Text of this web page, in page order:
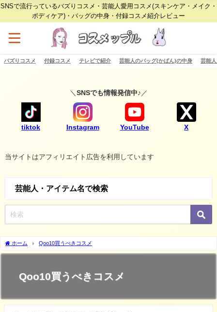
SNSで流行っているバズりコスメ・芸能人愛用コスメ(スキンケア・メイク・
ボディケア)・バッグの中身・付録コスメ紹介レビュー
バズりコスメ 付録コスメ テレビで紹介 芸能人のバッグ(かばん)の中身 芸能
＼ SNSでも情報発信中♪ ／
tiktok Instagram YouTube X
当サイトはアフィリエイト広告を利用しています
芸能人・アイテム名で検索
ホーム Qoo10買うべきコスメ
Qoo10買うべきコスメ